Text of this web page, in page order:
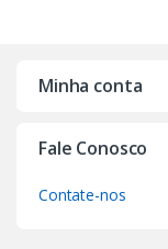
Minha conta
Fale Conosco
Contate-nos